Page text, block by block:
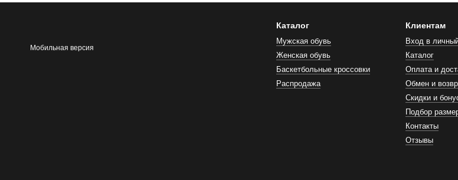
Мобильная версия
Каталог
Мужская обувь
Женская обувь
Баскетбольные кроссовки
Распродажа
Клиентам
Вход в
Каталог
Оплата и
Обмен и
Скидки и
Подбор
Контакты
Отзывы